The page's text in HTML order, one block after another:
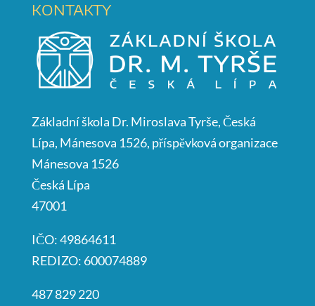
KONTAKTY
Základní škola Dr. Miroslava Tyrše, Česká
Lípa, Mánesova 1526, příspěvková organizace
Mánesova 1526
Česká Lípa
47001
IČO: 49864611
REDIZO: 600074889
487 829 220